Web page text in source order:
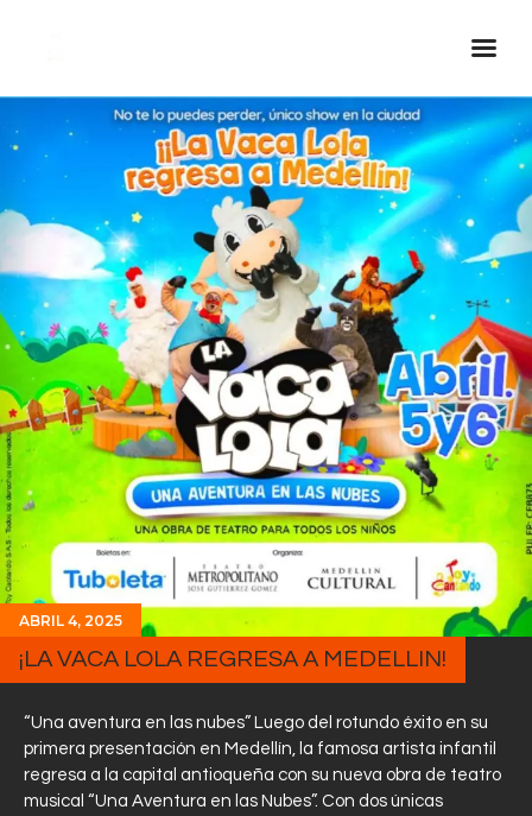
Inicio Real FM
Streaming
En Vivo
Descarga La APP
Programas
Noticias
Equipo
Sobre Nosotros
Contactos
ABRIL 4, 2025
¡LA VACA LOLA REGRESA A MEDELLIN!
“Una aventura en las nubes” Luego del rotundo éxito en su
primera presentación en Medellín, la famosa artista infantil
regresa a la capital antioqueña con su nueva obra de teatro
musical “Una Aventura en las Nubes”. Con dos únicas